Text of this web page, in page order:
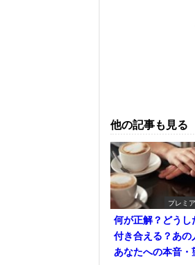
他の記事も見る
プレミ
何が正解？どうし
付き合える？あの
あなたへの本音・